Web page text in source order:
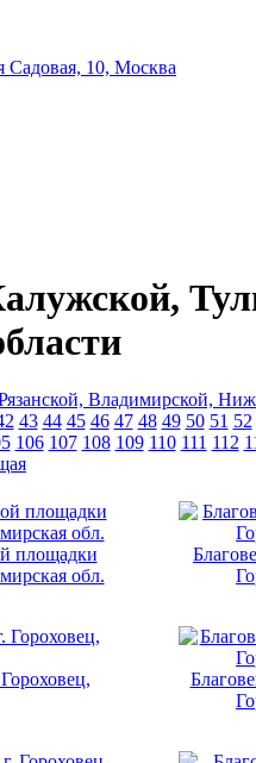
Садовая, 10, Москва
Владимирской,
43 44 45 46 47 48 49 50 51 52
106 107 108 109 110 111 112
площадки
обл.